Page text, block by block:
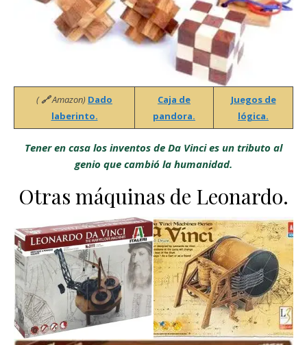
(🔗Amazon) Dado
laberinto.
Caja de
pandora.
Juegos de
lógica.
Tener en casa los inventos de Da Vinci es un tributo al
genio que cambió la humanidad.
Otras máquinas de Leonardo.